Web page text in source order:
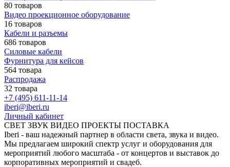
80 товаров
Видео проекционное оборудование
16 товаров
Кабели и разъемы
686 товаров
Силовые кабели
Фурнитура для кейсов
564 товара
Распродажа
32 товара
+7 (495) 611-11-14
iberi@iberi.ru
Личный кабинет
СВЕТ ЗВУК ВИДЕО ПРОЕКТЫ ПОСТАВКА
Iberi - ваш надежный партнер в области света, звука и видео.
Мы предлагаем широкий спектр услуг и оборудования для
мероприятий любого масштаба - от концертов и выставок до
корпоративных мероприятий и свадеб.